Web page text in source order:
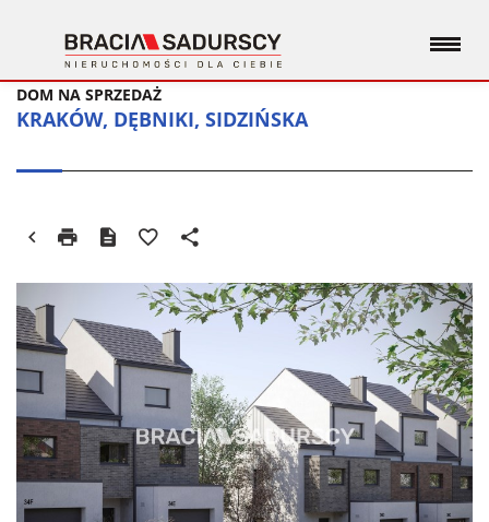
KRAKÓW, DĘBNIKI, SIDZIŃSKA
DOM NA SPRZEDAŻ